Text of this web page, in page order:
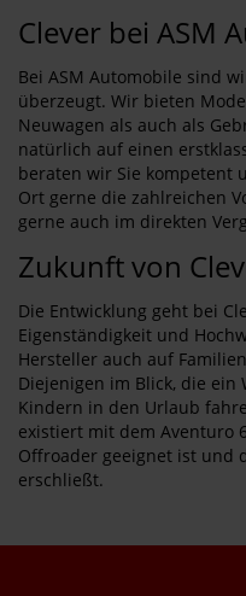
Clever bei ASM
Bei ASM Automobile sind
überzeugt. Wir bieten
Neuwagen als auch als
natürlich auf einen
beraten wir Sie kompetent
Ort gerne die zahlreichen
gerne auch im direkten
Zukunft von
Die Entwicklung geht bei
Eigenständigkeit und
Hersteller auch auf
Diejenigen im Blick, die
Kindern in den Urlaub
existiert mit dem Aventuro
Offroader geeignet ist und
erschließt.